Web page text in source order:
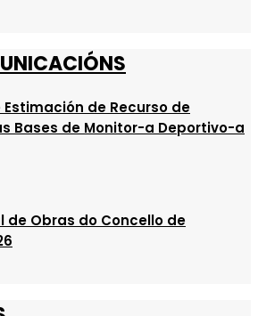
Estimación de Recurso de
Bases de Monitor-a Deportivo-a
de Obras do Concello de